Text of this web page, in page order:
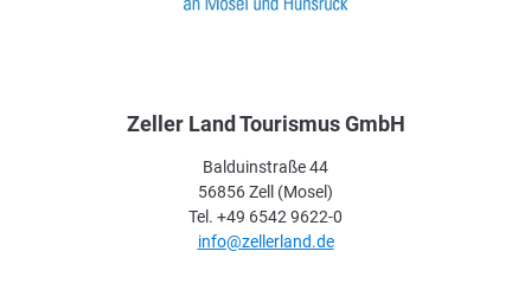
Zeller Land Tourismus GmbH
Balduinstraße 44
56856 Zell (Mosel)
Tel. +49 6542 9622-0
info@zellerland.de